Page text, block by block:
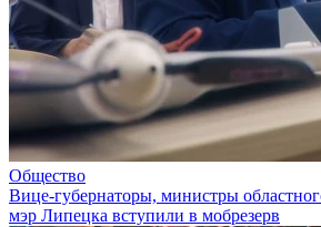
Общество
Вице-губернаторы, министры
мэр Липецка вступили в мобрезерв